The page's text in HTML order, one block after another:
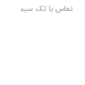
تماس با تک سبد